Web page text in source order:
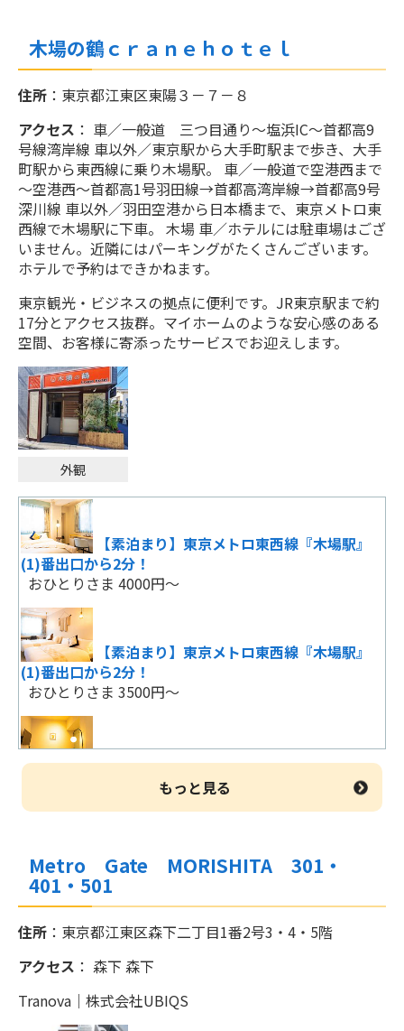
ファミリー・推し活・スポーツ観戦【朝
食・アメニティ無料】コスパ最強！
おひとりさま 6143円～
【無料の元気朝食付】いつでも安心価格♪
ビジネス・レジャーに！
おひとりさま 6825円～
【無料の元気朝食付】いつでも安心価格♪
おひとりさま 10185円～
【無料の元気朝食付】いつでも安心価格♪
ビジネス・レジャーに！
おひとりさま 10185円～
食・アメニティ無料】コスパ最強！
おひとりさま 6825円～
ファミリー・推し活・スポーツ観戦【朝
食・アメニティ無料】コスパ最強！
おひとりさま 6825円～
【無料の元気朝食付】いつでも安心価格♪
ビジネス・レジャーに！
おひとりさま 6825円～
【無料の元気朝食付】いつでも安心価格♪
食・アメニティ無料】コスパ最強！
おひとりさま 6825円～
木場の鶴ｃｒａｎｅｈｏｔｅｌ
住所 ：東京都江東区東陽３－７－８
アクセス ： 車／一般道 三つ目通り～塩浜IC～首都高9
号線湾岸線 車以外／東京駅から大手町駅まで歩き、大手
町駅から東西線に乗り木場駅。 車／一般道で空港西まで
～空港西～首都高1号羽田線→首都高湾岸線→首都高9号
深川線 車以外／羽田空港から日本橋まで、東京メトロ東
西線で木場駅に下車。 木場 車／ホテルには駐車場はござ
いません。近隣にはパーキングがたくさんございます。
ホテルで予約はできかねます。
東京観光・ビジネスの拠点に便利です。JR東京駅まで約
17分とアクセス抜群。マイホームのような安心感のある
空間、お客様に寄添ったサービスでお迎えします。
外観
【素泊まり】東京メトロ東西線『木場駅』
(1)番出口から2分！
おひとりさま 4000円～
【素泊まり】東京メトロ東西線『木場駅』
(1)番出口から2分！
おひとりさま 3500円～
【素泊まり】東京メトロ東西線『木場駅』
おひとりさま 4500円～
2泊以上ならお得連泊プラン【素泊り】木場
駅(1)番出口から2分！
おひとりさま 3500円～
2泊以上ならお得連泊プラン【素泊り】木場
駅(1)番出口から2分！
おひとりさま 4000円～
もっと見る
Metro Gate MORISHITA 301・
401・501
住所 ：東京都江東区森下二丁目1番2号3・4・5階
アクセス ： 森下 森下
Tranova｜株式会社UBIQS